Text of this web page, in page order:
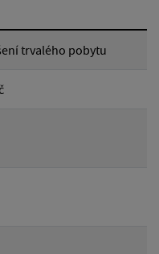
trvalého pobytu